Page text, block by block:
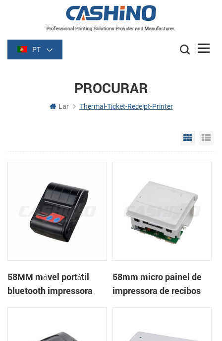
PT
PROCURAR
Lar Thermal-Ticket-Receipt-Printer
Grid
58MM móvel portátil
bluetooth impressora
58mm micro painel de
impressora de recibos